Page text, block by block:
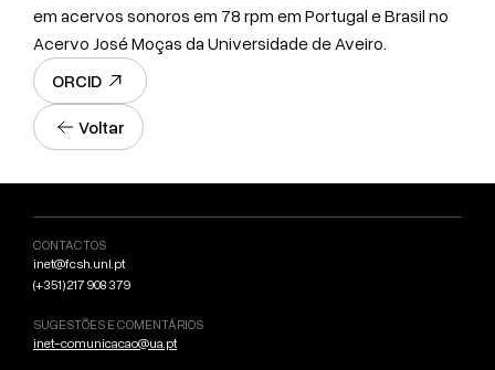
Voltar
em acervos sonoros em 78 rpm em Portugal e Brasil no
Acervo José Moças da Universidade de Aveiro.
ORCID
CONTACTOS
inet@fcsh.unl.pt
(+351) 217 908 379
SUGESTÕES E COMENTÁRIOS
inet-comunicacao@ua.pt